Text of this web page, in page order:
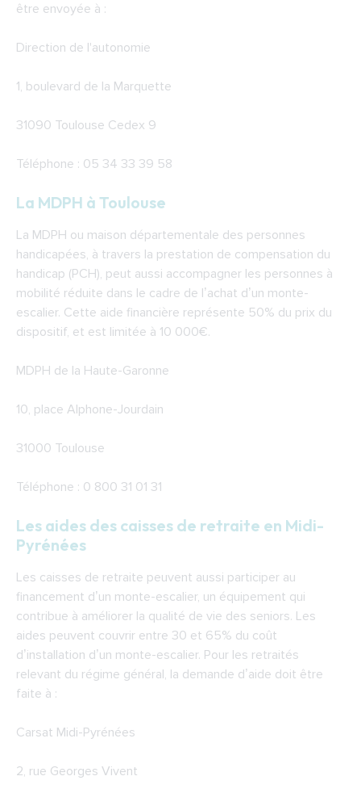
être envoyée à :
Direction de l'autonomie
1, boulevard de la Marquette
31090 Toulouse Cedex 9
Téléphone : 05 34 33 39 58
La MDPH à Toulouse
La MDPH ou maison départementale des personnes
handicapées, à travers la prestation de compensation du
handicap (PCH), peut aussi accompagner les personnes à
mobilité réduite dans le cadre de l’achat d’un monte-
escalier. Cette aide financière représente 50% du prix du
dispositif, et est limitée à 10 000€.
MDPH de la Haute-Garonne
10, place Alphone-Jourdain
31000 Toulouse
Téléphone : 0 800 31 01 31
Les aides des caisses de retraite en Midi-
Pyrénées
Les caisses de retraite peuvent aussi participer au
financement d’un monte-escalier, un équipement qui
contribue à améliorer la qualité de vie des seniors. Les
aides peuvent couvrir entre 30 et 65% du coût
d’installation d’un monte-escalier. Pour les retraités
relevant du régime général, la demande d’aide doit être
faite à :
Carsat Midi-Pyrénées
2, rue Georges Vivent